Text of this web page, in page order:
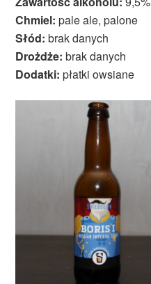
Chmiel: pale ale, palone
Słód: brak danych
Drożdże: brak danych
Dodatki: płatki owsiane